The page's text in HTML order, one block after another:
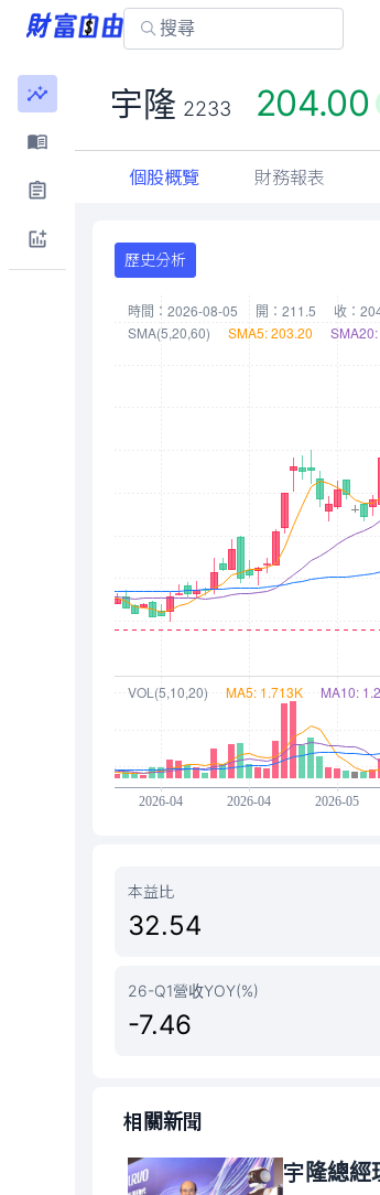
宇隆 2233 204.00
個股概覽 財務報表
歷史分析
本益比
32.54
26-Q1營收YOY(%)
-7.46
相關新聞
宇隆總經